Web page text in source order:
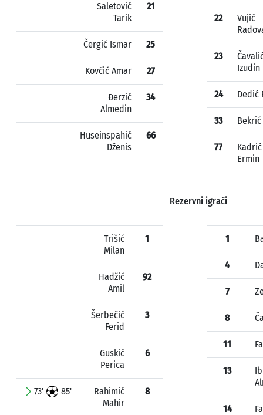
Saletović
Tarik
21
Čergić Ismar 25
Kovčić Amar 27
Đerzić
Almedin
34
Huseinspahić
Dženis
66
22
Vujić
23
Izudin
24 Dedić
33 Bekrić
77
Kadrić
Ermin
Rezervni igrači
Trišić
Milan
1
Hadžić
Amil
92
Šerbečić
Ferid
3
Guskić
Perica
6
73' 85'
Rahimić
Mahir
8
1
4
7
8
11
13
14